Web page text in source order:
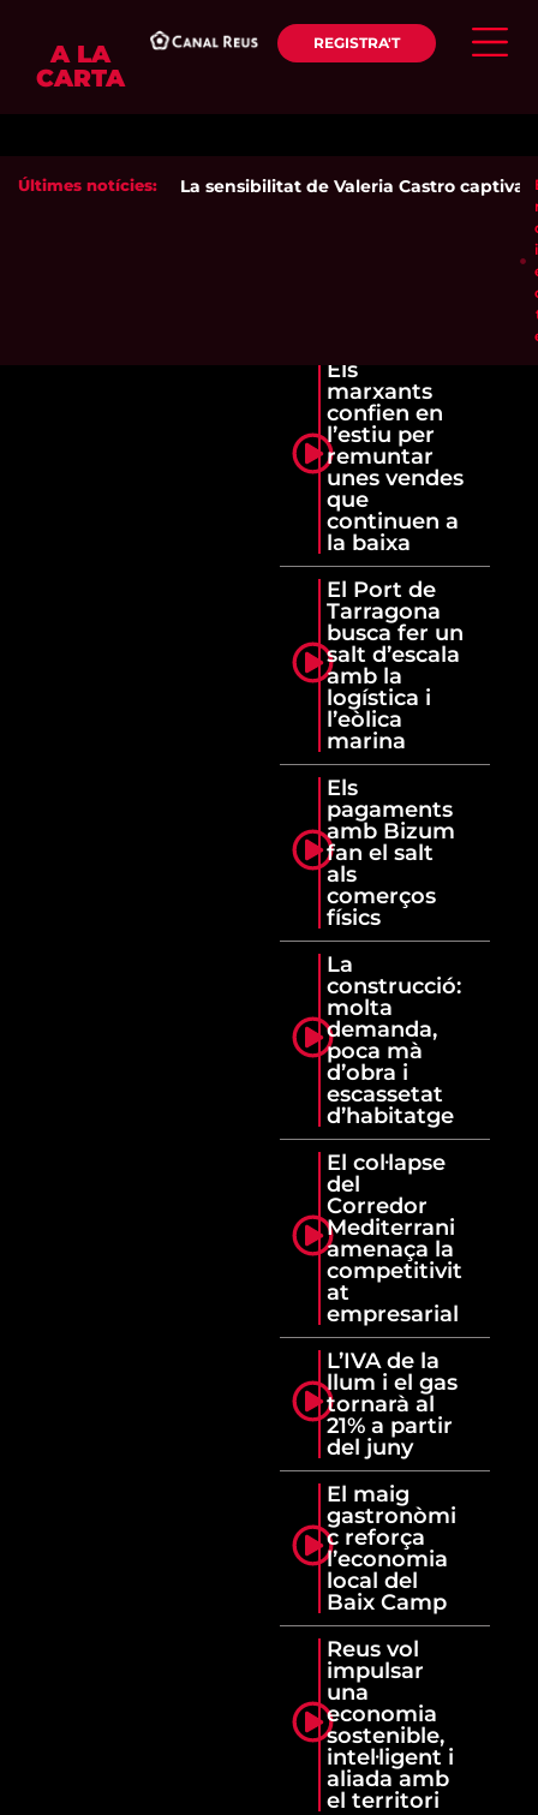
A LA
CARTA
REGISTRA'T
Últimes notícies: La sensibilitat de Valeria Castro captiva
Els
marxants
confien en
l’estiu per
remuntar
unes vendes
que
continuen a
la baixa
El Port de
Tarragona
busca fer un
salt d’escala
amb la
logística i
l’eòlica
marina
Els
pagaments
amb Bizum
fan el salt
als
comerços
físics
La
construcció:
molta
demanda,
poca mà
d’obra i
escassetat
d’habitatge
El col·lapse
del
Corredor
Mediterrani
amenaça la
competitivit
at
empresarial
L’IVA de la
llum i el gas
tornarà al
21% a partir
del juny
El maig
gastronòmi
c reforça
l’economia
local del
Baix Camp
Reus vol
impulsar
una
economia
sostenible,
intel·ligent i
aliada amb
el territori